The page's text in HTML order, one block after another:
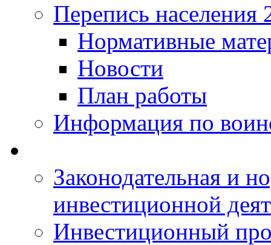
Перепись населения
Нормативные
Новости
План работы
Информация по
Законодательная и
инвестиционной
Инвестиционный